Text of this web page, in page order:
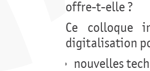
offre-t-elle ?
Ce colloque
digitalisation
nouvelles